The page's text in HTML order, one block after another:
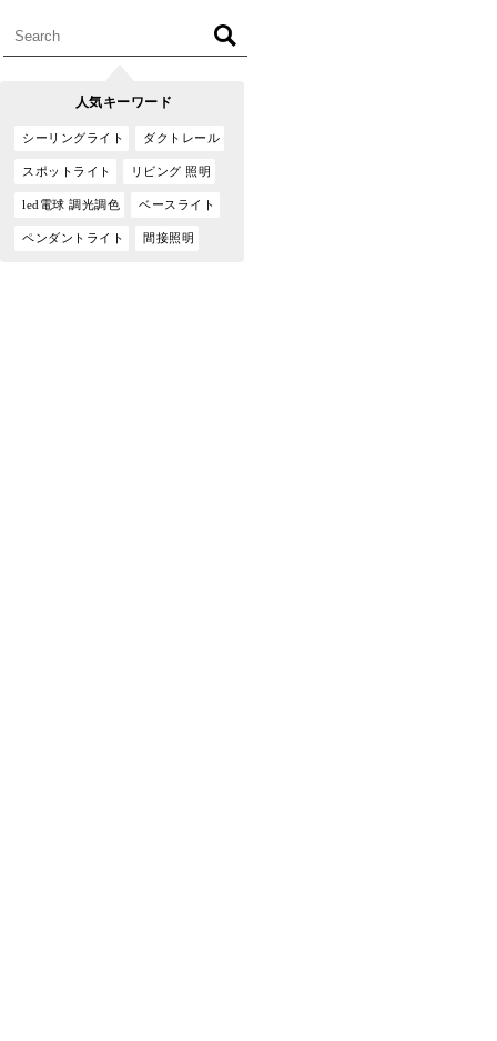
人気キーワード
シーリングライト ダクトレール
スポットライト リビング 照明
led電球 調光調色 ベースライト
ペンダントライト 間接照明